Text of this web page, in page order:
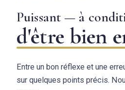
Puissant — à
d'être bien
Entre un bon réflexe et une
sur quelques points précis.